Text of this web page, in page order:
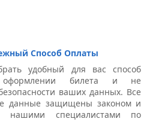
Способ Оплаты
удобный для вас способ
билета и не
ваших данных. Все
данные защищены законом и
нашими специалистами по